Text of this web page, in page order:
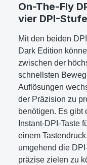
On-The-Fly
vier DPI-
Mit den beiden
Dark Edition
zwischen der
schnellsten
Auflösungen
der Präzision zu
benötigen. Es gibt
Instant-DPI-Taste
einem
umgehend die
präzise zielen zu